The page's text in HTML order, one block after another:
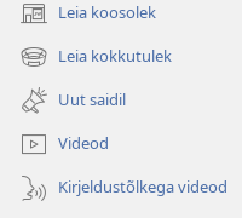
Leia koosolek
(avab
uue
akna)
Leia kokkutulek
(avab
uue
akna)
Uut saidil
Videod
Kirjeldustõlkega videod